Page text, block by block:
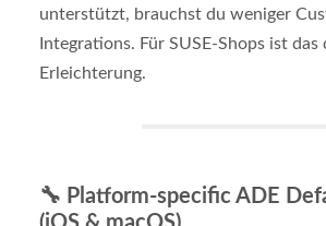
unterstützt, brauchst du weniger
Integrations. Für SUSE-Shops ist das
Erleichterung.
🔧 Platform-specific ADE